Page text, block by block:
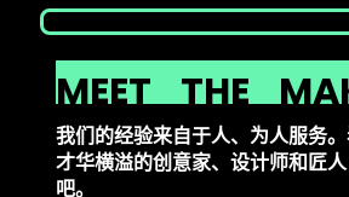
MEET THE
我们的经验来自于人、为人服务
才华横溢的创意家、设计师和匠
吧。